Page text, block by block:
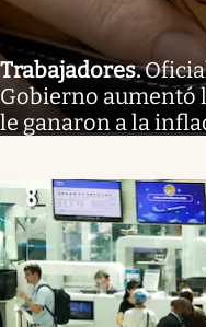
Trabajadores.
Gobierno aumentó
le ganaron a la